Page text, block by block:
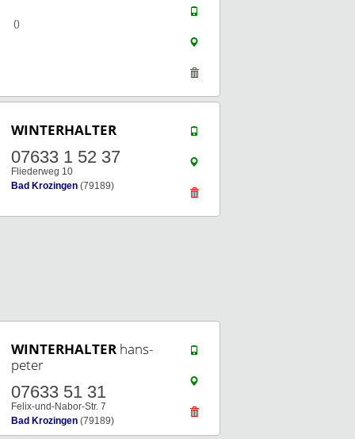
()
WINTERHALTER
07633 1 52 37
Fliederweg 10
Bad Krozingen (79189)
WINTERHALTER hans-
peter
07633 51 31
Felix-und-Nabor-Str. 7
Bad Krozingen (79189)